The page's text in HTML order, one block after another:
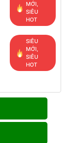
MỚI,
SIÊU
HOT
SIÊU
MỚI,
SIÊU
HOT